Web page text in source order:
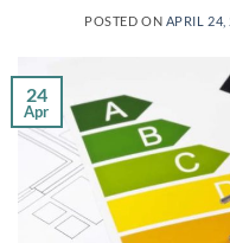
POSTED ON APRIL 24,
24
Apr